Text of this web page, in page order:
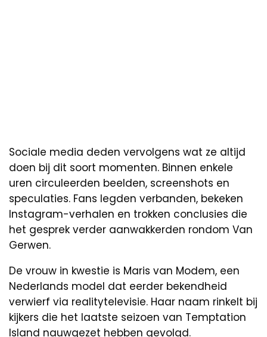
Sociale media deden vervolgens wat ze altijd
doen bij dit soort momenten. Binnen enkele
uren circuleerden beelden, screenshots en
speculaties. Fans legden verbanden, bekeken
Instagram-verhalen en trokken conclusies die
het gesprek verder aanwakkerden rondom Van
Gerwen.
De vrouw in kwestie is Maris van Modem, een
Nederlands model dat eerder bekendheid
verwierf via realitytelevisie. Haar naam rinkelt bij
kijkers die het laatste seizoen van Temptation
Island nauwgezet hebben gevolgd.